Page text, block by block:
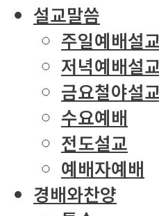
설교말씀
주일예배설
저녁예배설
금요철야설
수요예배
전도설교
예배자예배
경배와찬양